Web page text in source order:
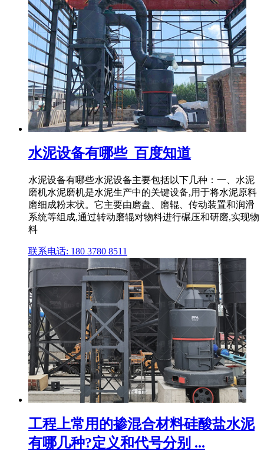
水泥设备有哪些_百度知道
水泥设备有哪些水泥设备主要包括以下几种：一、水泥
磨机水泥磨机是水泥生产中的关键设备,用于将水泥原料
磨细成粉末状。它主要由磨盘、磨辊、传动装置和润滑
系统等组成,通过转动磨辊对物料进行碾压和研磨,实现物
料
联系电话: 180 3780 8511
工程上常用的掺混合材料硅酸盐水泥
有哪几种?定义和代号分别 ...